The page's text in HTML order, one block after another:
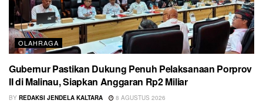
OLAHRAGA
Gubernur Pastikan Dukung Penuh Pelaksanaan Porprov
II di Malinau, Siapkan Anggaran Rp2 Miliar
BY REDAKSI JENDELA KALTARA 8 AGUSTUS 2026